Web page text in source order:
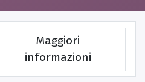
Maggiori
informazioni